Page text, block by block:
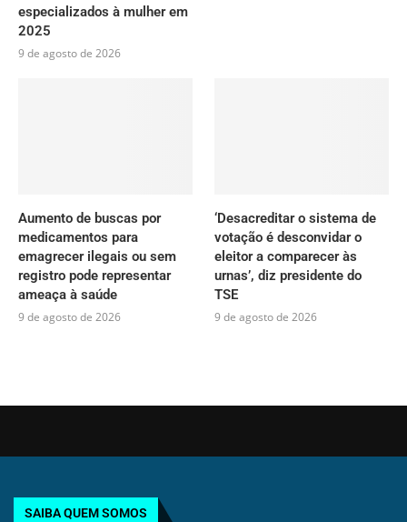
especializados à mulher em
2025
9 de agosto de 2026
Aumento de buscas por
medicamentos para
emagrecer ilegais ou sem
registro pode representar
ameaça à saúde
9 de agosto de 2026
‘Desacreditar o sistema de
votação é desconvidar o
eleitor a comparecer às
urnas’, diz presidente do
TSE
9 de agosto de 2026
SAIBA QUEM SOMOS